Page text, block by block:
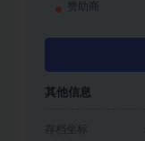
赞助商
其他信息
存档坐标